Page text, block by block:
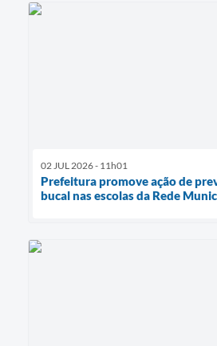
02 JUL 2026 - 11h01
Prefeitura promove ação de
bucal nas escolas da Rede